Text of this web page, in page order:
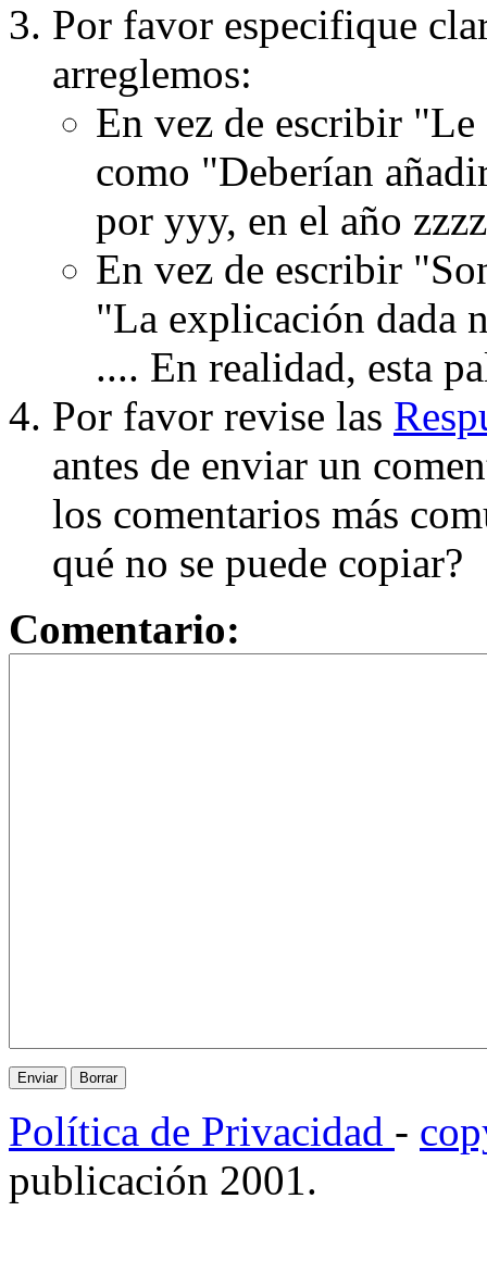
Por favor especifique
arreglemos:
En vez de escribir
como "Deberían
por yyy, en el año
En vez de escribir
"La explicación dada
.... En realidad, esta
Por favor revise las
antes de enviar un
los comentarios más
qué no se puede copiar?
Comentario:
Política de Privacidad -
publicación 2001.